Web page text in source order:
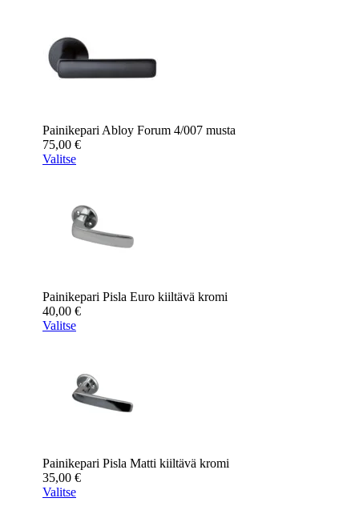
Painikepari Abloy Forum 4/007 musta
75,00 €
Valitse
Painikepari Pisla Euro kiiltävä kromi
40,00 €
Valitse
Painikepari Pisla Matti kiiltävä kromi
35,00 €
Valitse